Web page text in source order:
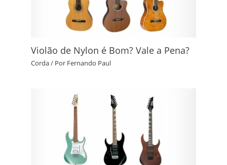
Violão de Nylon é Bom? Vale a Pena?
Corda/ Por Fernando Paul